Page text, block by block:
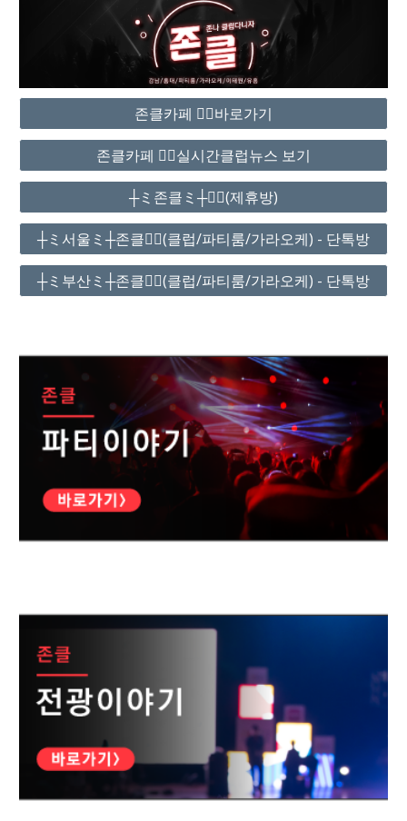
존클카페 ❤️‍🔥바로가기
존클카페 ❤️‍🔥실시간클럽뉴스 보기
┼ミ존클ミ┼❤️‍🔥(제휴방)
┼ミ서울ミ┼존클❤️‍🔥(클럽/파티룸/가라오케) - 단톡방
┼ミ부산ミ┼존클❤️‍🔥(클럽/파티룸/가라오케) - 단톡방